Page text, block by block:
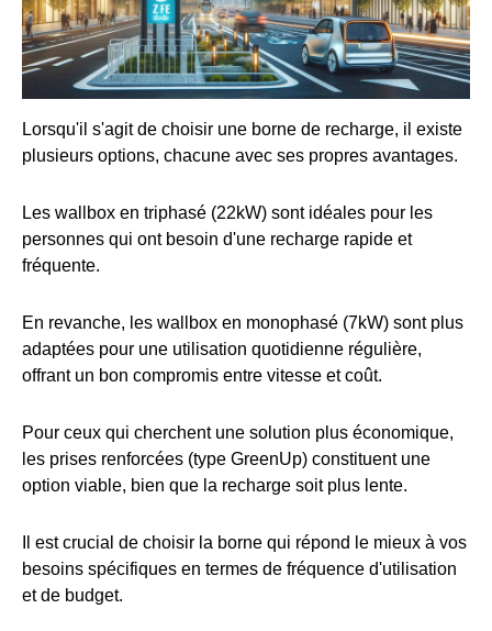
Lorsqu'il s'agit de choisir une borne de recharge, il existe
plusieurs options, chacune avec ses propres avantages.
Les wallbox en triphasé (22kW) sont idéales pour les
personnes qui ont besoin d'une recharge rapide et
fréquente.
En revanche, les wallbox en monophasé (7kW) sont plus
adaptées pour une utilisation quotidienne régulière,
offrant un bon compromis entre vitesse et coût.
Pour ceux qui cherchent une solution plus économique,
les prises renforcées (type GreenUp) constituent une
option viable, bien que la recharge soit plus lente.
Il est crucial de choisir la borne qui répond le mieux à vos
besoins spécifiques en termes de fréquence d'utilisation
et de budget.